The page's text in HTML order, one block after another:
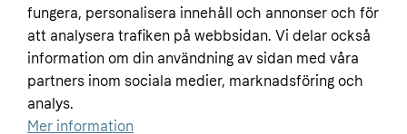
Customer service
Terms & conditions
Privacy policy
Tracking technology notice
Business
Sell with Klarna
Contact us
Global
fungera, personalisera innehåll och annonser och för
att analysera trafiken på webbsidan. Vi delar också
information om din användning av sidan med våra
partners inom sociala medier, marknadsföring och
analys.
Mer information